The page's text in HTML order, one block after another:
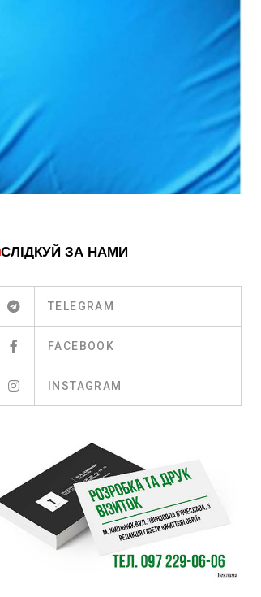
СЛІДКУЙ ЗА НАМИ
TELEGRAM
FACEBOOK
INSTAGRAM